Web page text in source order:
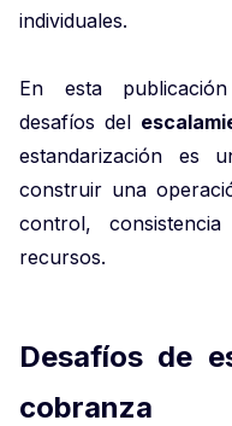
individuales.
En esta
desafíos del
estandarización es
construir una
control,
recursos.
Desafíos de
cobranza